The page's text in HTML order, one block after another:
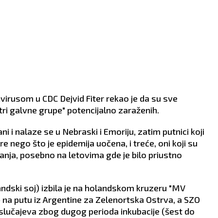
u CDC Dejvid Fiter rekao je da su sve
galvne grupe" potencijalno zaraženih.
i nalaze se u Nebraski i Emoriju, zatim putnici koji
nego što je epidemija uočena, i treće, oni koji su
posebno na letovima gde je bilo priustno
soj) izbila je na holandskom kruzeru "MV
putu iz Argentine za Zelenortska Ostrva, a SZO
zbog dugog perioda inkubacije (šest do
Povećan obim posla
prilagođavanje i
da vas previše
posvađa sa svima oko
Očekuje vas novo
na ljubavnom
koga ste doskora
kao prijatelja.
Solidno.
POSAO: Energija mladog
meseca najavljuje vam novi
inostranstvom, ali i
poteškoće u komunikaciji s
kolegama i nadređenima.
LJUBAV:
Očekuje vas
društvenih mreža.
ZDRAVLJE:Aritmija.